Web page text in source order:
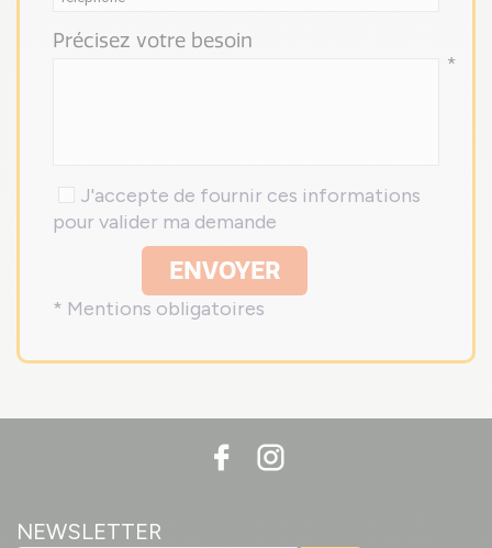
Précisez votre besoin
*
J'accepte de fournir ces informations
pour valider ma demande
ENVOYER
* Mentions obligatoires
NEWSLETTER